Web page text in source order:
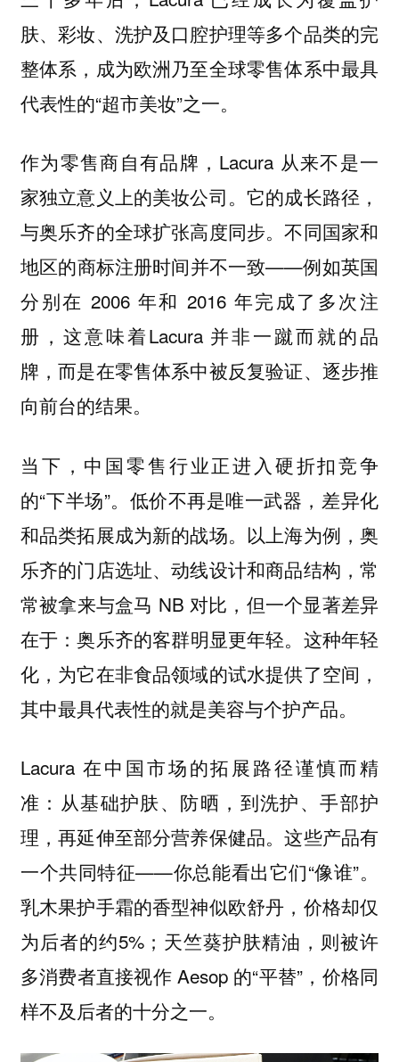
肤、彩妆、洗护及口腔护理等多个品类的完
整体系，成为欧洲乃至全球零售体系中最具
代表性的“超市美妆”之一。
作为零售商自有品牌，Lacura 从来不是一
家独立意义上的美妆公司。它的成长路径，
与奥乐齐的全球扩张高度同步。不同国家和
地区的商标注册时间并不一致——例如英国
分别在 2006 年和 2016 年完成了多次注
册，这意味着Lacura 并非一蹴而就的品
牌，而是在零售体系中被反复验证、逐步推
向前台的结果。
当下，中国零售行业正进入硬折扣竞争
的“下半场”。低价不再是唯一武器，差异化
和品类拓展成为新的战场。以上海为例，奥
乐齐的门店选址、动线设计和商品结构，常
常被拿来与盒马 NB 对比，但一个显著差异
在于：奥乐齐的客群明显更年轻。 这种年轻
化，为它在非食品领域的试水提供了空间，
其中最具代表性的就是美容与个护产品。
Lacura 在中国市场的拓展路径谨慎而精
准：从基础护肤、防晒，到洗护、手部护
理，再延伸至部分营养保健品。这些产品有
一个共同特征——你总能看出它们“像谁”。
乳木果护手霜的香型神似欧舒丹，价格却仅
为后者的约5%；天竺葵护肤精油，则被许
多消费者直接视作 Aesop 的“平替”，价格同
样不及后者的十分之一。